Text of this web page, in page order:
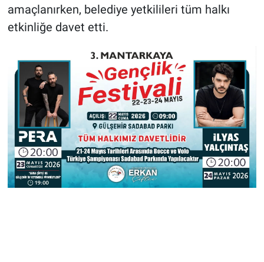
amaçlanırken, belediye yetkilileri tüm halkı
etkinliğe davet etti.